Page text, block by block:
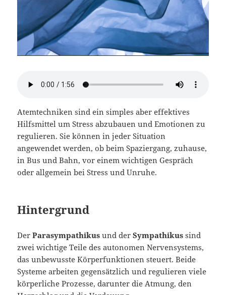
Atemtechniken sind ein simples aber effektives
Hilfsmittel um Stress abzubauen und Emotionen zu
regulieren. Sie können in jeder Situation
angewendet werden, ob beim Spaziergang, zuhause,
in Bus und Bahn, vor einem wichtigen Gespräch
oder allgemein bei Stress und Unruhe.
Hintergrund
DerParasympathikus und derSympathikus sind
zwei wichtige Teile des autonomen Nervensystems,
das unbewusste Körperfunktionen steuert. Beide
Systeme arbeiten gegensätzlich und regulieren viele
körperliche Prozesse, darunter die Atmung, den